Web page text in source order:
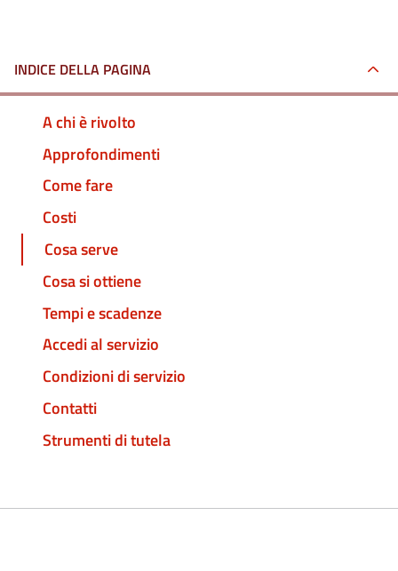
INDICE DELLA PAGINA
A chi è rivolto
Approfondimenti
Come fare
Costi
Cosa serve
Cosa si ottiene
Tempi e scadenze
Accedi al servizio
Condizioni di servizio
Contatti
Strumenti di tutela